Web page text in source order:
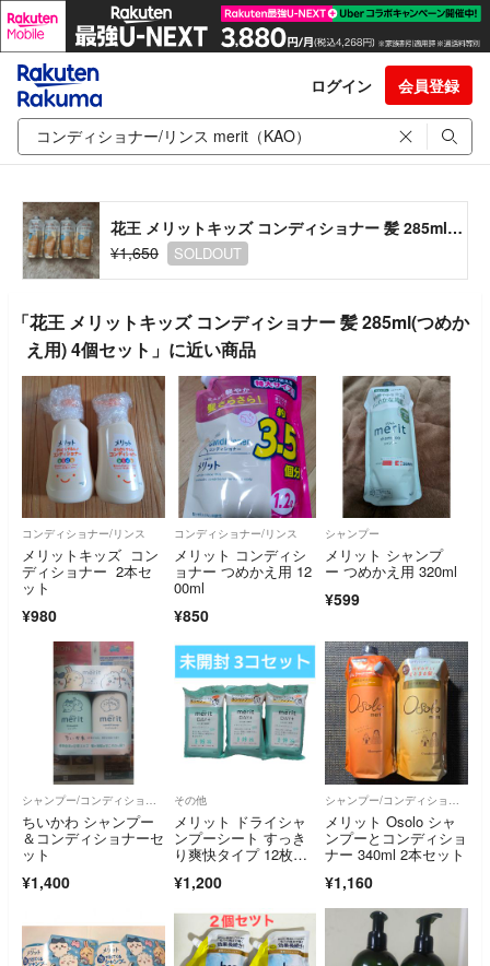
ログイン 会員登録
花王 メリットキッズ コンディショナー 髪 285ml(つめかえ用) 4個セット
¥1,650
SOLDOUT
「花王 メリットキッズ コンディショナー 髪 285ml(つめか
え用) 4個セット」に近い商品
コンディショナー/リンス
メリットキッズ コン
ディショナー 2本セ
ット
¥980
コンディショナー/リンス
メリット コンディシ
ョナー つめかえ用 12
00ml
¥850
シャンプー
メリット シャンプ
ー つめかえ用 320ml
¥599
シャンプー/コンディショナーセット
ちいかわ シャンプー
＆コンディショナーセ
ット
¥1,400
その他
メリット ドライシャ
ンプーシート すっき
り爽快タイプ 12枚
¥1,200
シャンプー/コンディショナーセット
メリット Osolo シャ
ンプーとコンディショ
ナー 340ml 2本セット
¥1,160